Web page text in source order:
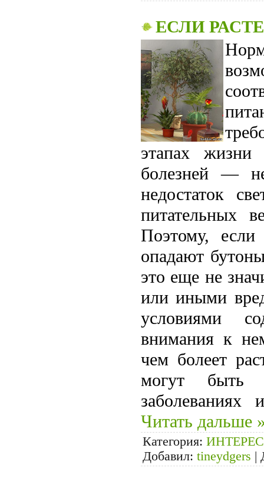
ЕСЛИ
этапах жизни
болезней —
недостаток
питательных
Поэтому, если
опадают
это еще не
или иными
условиями
внимания к
чем болеет
могут быть
Читать дальше
Категория:
Добавил: tineydgers |